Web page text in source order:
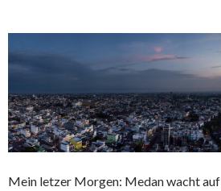
Mein letzer Morgen: Medan wacht